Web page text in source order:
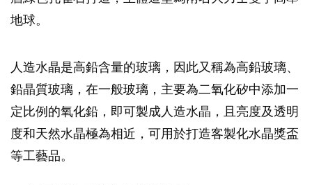
地球。
人造水晶是高鉛含量的玻璃，因此又稱為高鉛玻璃、
鉛晶質玻璃，在一般玻璃，主要為二氧化矽中添加一
定比例的氧化鉛，即可製成人造水晶，且亮度及透明
度和天然水晶極為相近，可用於打造客製化水晶獎盃
等工藝品。